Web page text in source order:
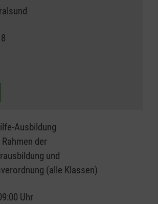
8
Ausbildung
der
und
(alle Klassen)
Uhr